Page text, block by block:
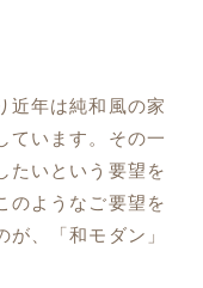
近年は純和風の家
ています。その一
たいという要望を
のようなご要望を
、「和モダン」